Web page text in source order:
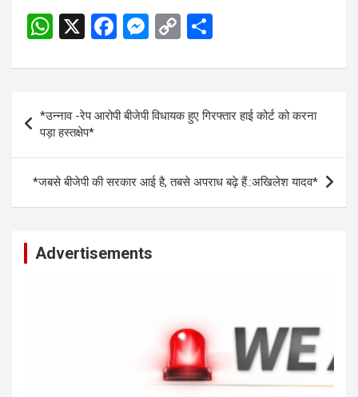
W
at
A
p
p
X
F
ce
b
o
o
k
M
se
n
g
er
C
py
n
k
ar
navigation
*उन्नाव -रेप आरोपी बीजेपी विधायक हुए गिरफ्तार हाई कोर्ट को करना
पड़ा हस्तक्षेप*
*जबसे बीजेपी की सरकार आई है, तबसे अपराध बढ़े हैं.:अखिलेश यादव*
Advertisements